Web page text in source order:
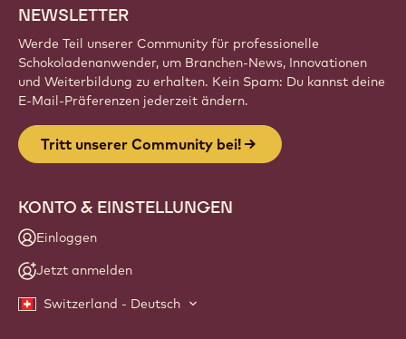
NEWSLETTER
Werde Teil unserer Community für professionelle
Schokoladenanwender, um Branchen-News, Innovationen
und Weiterbildung zu erhalten. Kein Spam: Du kannst deine
E-Mail-Präferenzen jederzeit ändern.
Tritt unserer Community bei!
KONTO & EINSTELLUNGEN
Einloggen
Jetzt anmelden
Switzerland - Deutsch